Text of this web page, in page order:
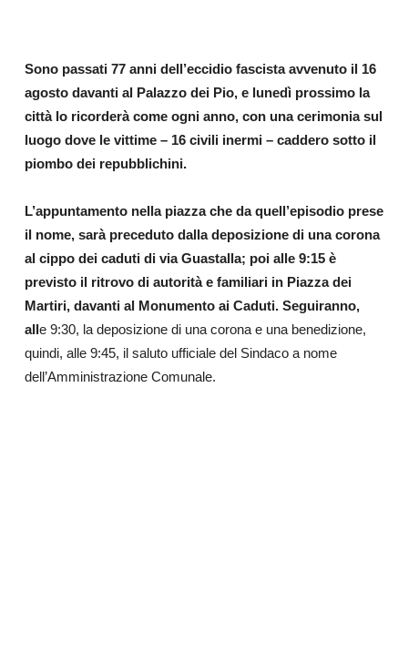
Sono passati 77 anni dell’eccidio fascista avvenuto il 16
agosto davanti al Palazzo dei Pio, e lunedì prossimo la
città lo ricorderà come ogni anno, con una cerimonia sul
luogo dove le vittime – 16 civili inermi – caddero sotto il
piombo dei repubblichini.
L’appuntamento nella piazza che da quell’episodio prese
il nome, sarà preceduto dalla deposizione di una corona
al cippo dei caduti di via Guastalla; poi alle 9:15 è
previsto il ritrovo di autorità e familiari in Piazza dei
Martiri, davanti al Monumento ai Caduti. Seguiranno,
alle 9:30, la deposizione di una corona e una benedizione,
quindi, alle 9:45, il saluto ufficiale del Sindaco a nome
dell’Amministrazione Comunale.